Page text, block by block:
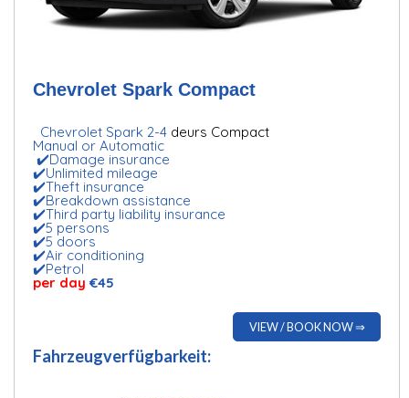
Chevrolet Spark Compact
Chevrolet Spark 2-4 deurs Compact
Manual or Automatic
✔️Damage insurance
✔️Unlimited mileage
✔️Theft insurance
✔️Breakdown assistance
✔️Third party liability insurance
✔️5 persons
✔️5 doors
✔️Air conditioning
✔️Petrol
per day€45
VIEW / BOOK NOW ⇒
Fahrzeugverfügbarkeit: